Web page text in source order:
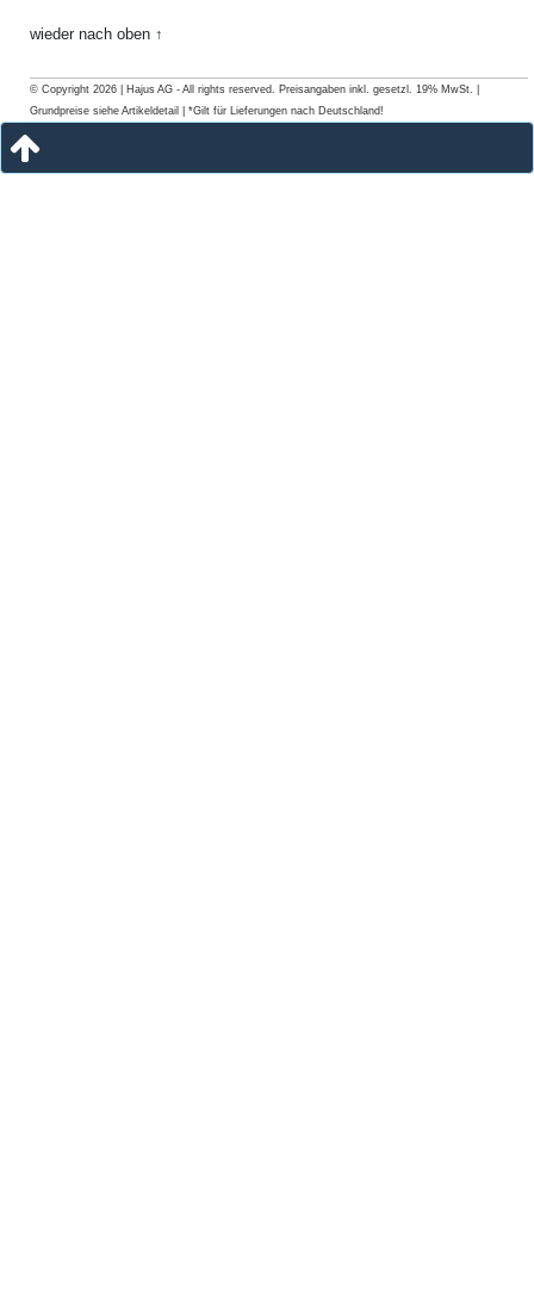
wieder nach oben ↑
© Copyright 2026 | Hajus AG - All rights reserved. Preisangaben inkl. gesetzl. 19% MwSt. |
Grundpreise siehe Artikeldetail | *Gilt für Lieferungen nach Deutschland!